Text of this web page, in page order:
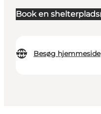
Book en shelterplads
Besøg hjemmeside